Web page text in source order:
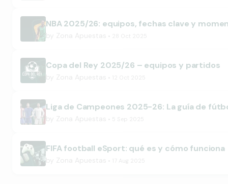
NBA 2025/26: equipos, fechas clave y
by Zona Apuestas 28 Oct 2025
Copa del Rey 2025/26 – equipos y partidos
by Zona Apuestas 12 Oct 2025
Liga de Campeones 2025-26: La guía de
by Zona Apuestas 5 Sep 2025
FIFA football eSport: qué es y cómo funciona
by Zona Apuestas 17 Aug 2025